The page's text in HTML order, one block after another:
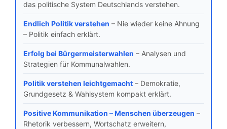
das politische System Deutschlands verstehen.
Endlich Politik verstehen – Nie wieder keine Ahnung
– Politik einfach erklärt.
Erfolg bei Bürgermeisterwahlen – Analysen und
Strategien für Kommunalwahlen.
Politik verstehen leichtgemacht– Demokratie,
Grundgesetz & Wahlsystem kompakt erklärt.
Positive Kommunikation – Menschen überzeugen –
Rhetorik verbessern, Wortschatz erweitern,